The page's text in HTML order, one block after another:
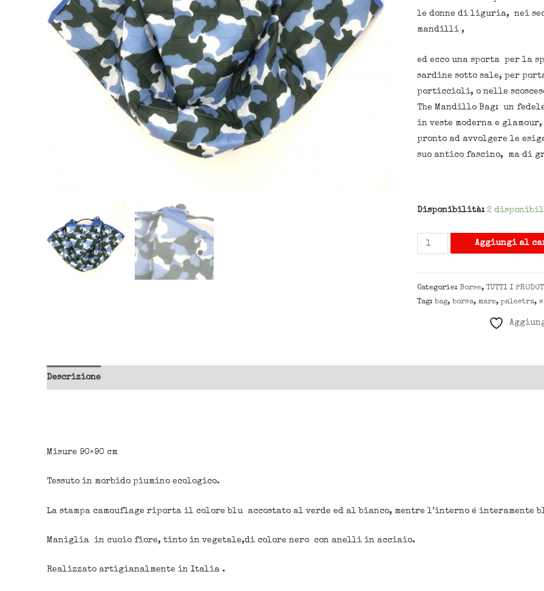
le donne di liguria, nei
mandilli ,
ed ecco una sporta per la
sardine sotto sale, per
porticcioli, o nelle
The Mandillo Bag: un
in veste moderna e
pronto ad avvolgere le
suo antico fascino, ma di
Disponibilità: 2
Aggiungi al
Categorie: Borse, TUTTI I
Tag: bag, borsa, mare,palestra,
Descrizione
Misure 90×90 cm
Tessuto in morbido piumino ecologico.
La stampa camouflage riporta il colore blu accostato al verde ed al bianco, mentre l’interno é interamente
Maniglia in cuoio fiore, tinto in vegetale,di colore nero con anelli in acciaio.
Realizzato artigianalmente in Italia .